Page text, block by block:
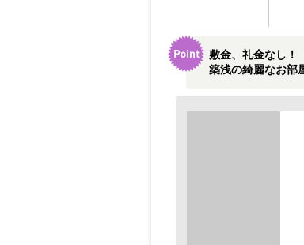
敷金、礼金なし！
築浅の綺麗なお部